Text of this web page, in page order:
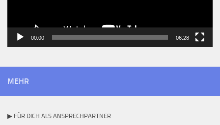
00:00 06:28
MEHR
▶ FÜR DICH ALS ANSPRECHPARTNER